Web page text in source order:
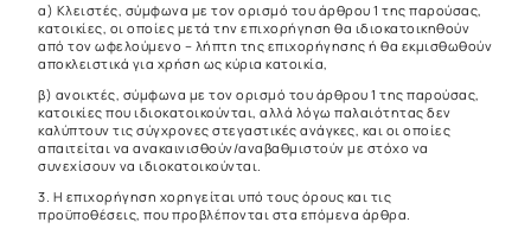
α) Κλειστές, σύμφωνα με τον ορισμό του άρθρου 1 της παρούσας,
κατοικίες, οι οποίες μετά την επιχορήγηση θα ιδιοκατοικηθούν
από τον ωφελούμενο – λήπτη της επιχορήγησης ή θα εκμισθωθούν
αποκλειστικά για χρήση ως κύρια κατοικία,
β) ανοικτές, σύμφωνα με τον ορισμό του άρθρου 1 της παρούσας,
κατοικίες που ιδιοκατοικούνται, αλλά λόγω παλαιότητας δεν
καλύπτουν τις σύγχρονες στεγαστικές ανάγκες, και οι οποίες
απαιτείται να ανακαινισθούν/αναβαθμιστούν με στόχο να
συνεχίσουν να ιδιοκατοικούνται.
3. Η επιχορήγηση χορηγείται υπό τους όρους και τις
προϋποθέσεις, που προβλέπονται στα επόμενα άρθρα.